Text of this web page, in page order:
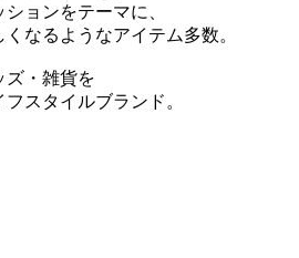
ョンをテーマに、
なるようなアイテム多数。
ズ・雑貨を
スタイルブランド。